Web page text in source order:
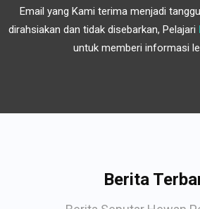
Email yang Kami terima menjadi
dirahsiakan dan tidak disebarkan, Pelajari
untuk memberi informasi
Berita